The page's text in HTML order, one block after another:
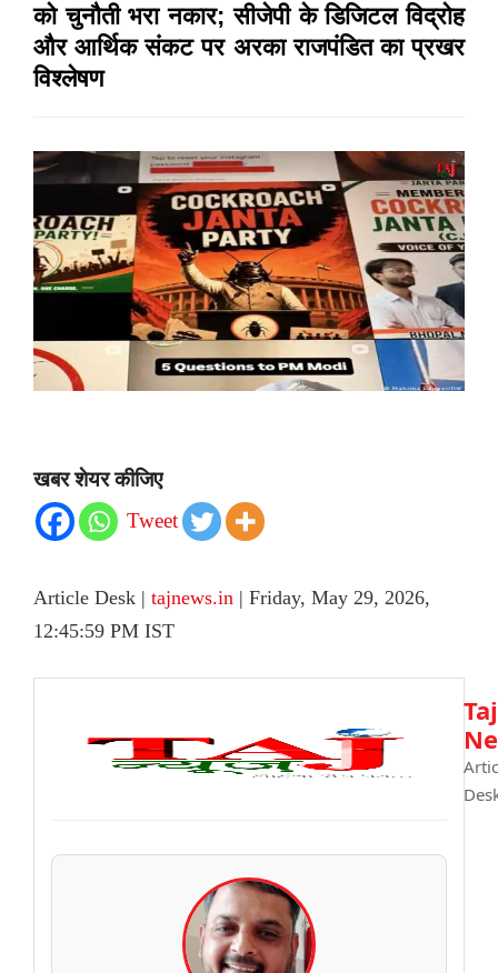
को चुनौती भरा नकार; सीजेपी के डिजिटल विद्रोह
और आर्थिक संकट पर अरका राजपंडित का प्रखर
विश्लेषण
खबर शेयर कीजिए
Tweet
Article Desk | tajnews.in | Friday, May 29, 2026,
12:45:59 PM IST
Taj